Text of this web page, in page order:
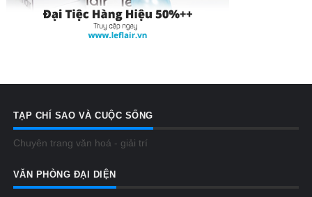
TẠP CHÍ SAO VÀ CUỘC SỐNG
Chuyên trang văn hoá - giải trí
VĂN PHÒNG ĐẠI DIỆN